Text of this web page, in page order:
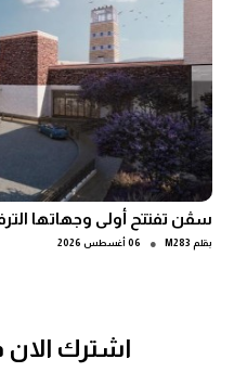
سڤن تفتتح أولى وجهاتها
بقلم M283
● 06 أغسطس 2026
اشترك الان في ام